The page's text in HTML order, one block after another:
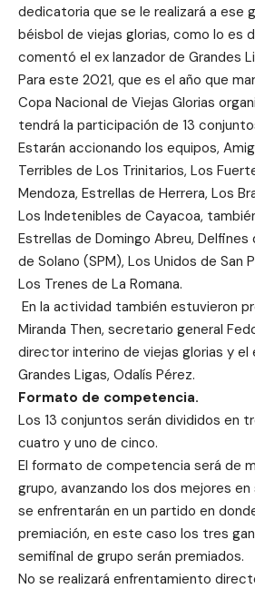
dedicatoria que se le realizará a ese
béisbol de viejas glorias, como lo es
comentó el ex lanzador de Grandes
Para este 2021, que es el año que
Copa Nacional de Viejas Glorias
tendrá la participación de 13
Estarán accionando los equipos,
Terribles de Los Trinitarios, Los
Mendoza, Estrellas de Herrera, Los
Los Indetenibles de Cayacoa,
Estrellas de Domingo Abreu, Delfines
de Solano (SPM), Los Unidos de San
Los Trenes de La Romana.
En la actividad también estuvieron
Miranda Then, secretario general
director interino de viejas glorias y el
Grandes Ligas, Odalís Pérez.
Formato de competencia.
Los 13 conjuntos serán divididos en
cuatro y uno de cinco.
El formato de competencia será de
grupo, avanzando los dos mejores
se enfrentarán en un partido en
premiación, en este caso los tres
semifinal de grupo serán premiados.
No se realizará enfrentamiento